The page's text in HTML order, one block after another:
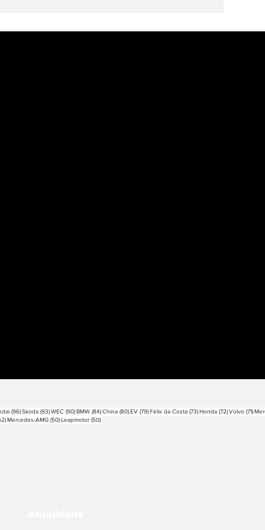
(96)96 posts
Skoda (93)93 posts
WEC (90)90 posts
BMW (84)84 posts
China (80)80 posts
EV (79)79 posts
Félix da Costa (73)73 posts
Honda (72)72 posts
Volvo (71)71
52 posts
Mercedes-AMG (50)50 posts
Leapmotor (50)50 posts